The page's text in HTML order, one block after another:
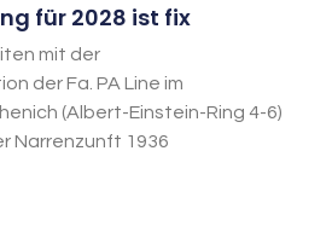
für 2028 ist fix
mit der
der Fa. PA Line im
(Albert-Einstein-Ring 4-6)
Narrenzunft 1936